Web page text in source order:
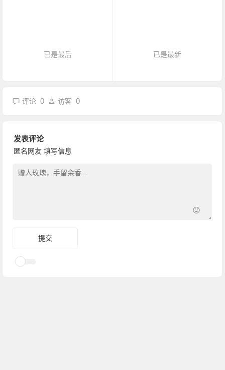
已是最后 已是最新
评论0 访客0
发表评论
匿名网友 填写信息